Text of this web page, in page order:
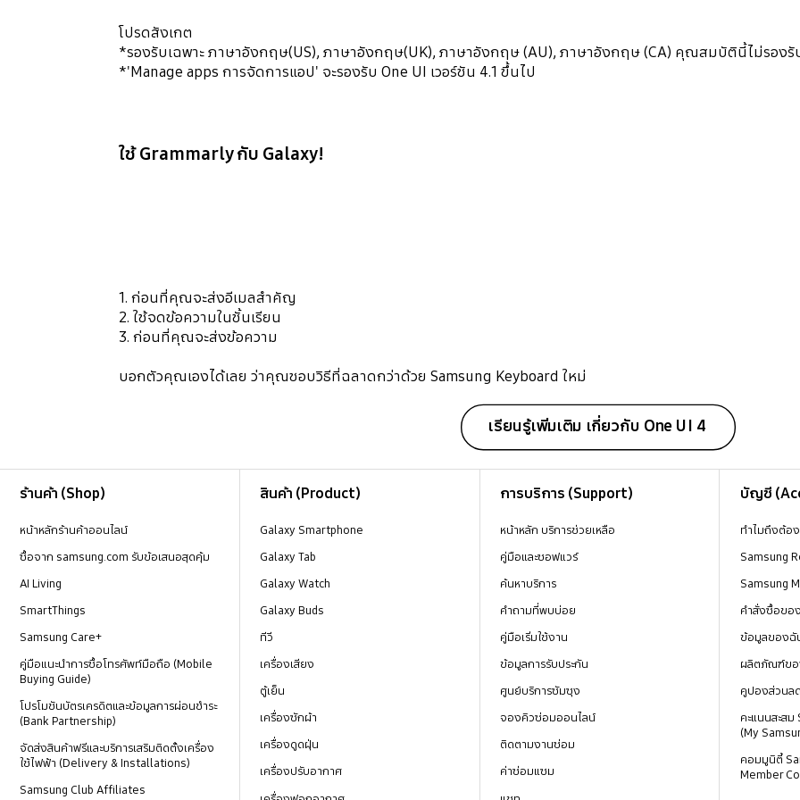
โปรดสังเกต
*รองรับเฉพาะ ภาษาอังกฤษ(US), ภาษาอังกฤษ(UK), ภาษาอังกฤษ (AU), ภาษาอังกฤษ (CA) คุณสมบัตินี้ไม่รองรั
*'Manage apps การจัดการแอป' จะรองรับ One UI เวอร์ชัน 4.1 ขึ้นไป
ใช้ Grammarly กับ Galaxy!
1. ก่อนที่คุณจะส่งอีเมลสำคัญ
2. ใช้จดข้อความในชั้นเรียน
3. ก่อนที่คุณจะส่งข้อความ
บอกตัวคุณเองได้เลย ว่าคุณชอบวิธีที่ฉลาดกว่าด้วย Samsung Keyboard ใหม่
เรียนรู้เพิ่มเติม เกี่ยวกับ One UI 4
ร้านค้า (Shop)
หน้าหลักร้านค้าออนไลน์
ซื้อจาก samsung.com รับข้อเสนอสุดคุ้ม
AI Living
SmartThings
Samsung Care+
คู่มือแนะนำการซื้อโทรศัพท์มือถือ (Mobile
Buying Guide)
โปรโมชันบัตรเครดิตและข้อมูลการผ่อนชำระ
(Bank Partnership)
จัดส่งสินค้าฟรีและบริการเสริมติดตั้งเครื่อง
ใช้ไฟฟ้า (Delivery & Installations)
Samsung Club Affiliates
สินค้า (Product)
Galaxy Smartphone
Galaxy Tab
Galaxy Watch
Galaxy Buds
ทีวี
เครื่องเสียง
ตู้เย็น
เครื่องซักผ้า
เครื่องดูดฝุ่น
เครื่องปรับอากาศ
การบริการ (Support)
หน้าหลัก บริการช่วยเหลือ
คู่มือและซอฟแวร์
ค้นหาบริการ
คำถามที่พบบ่อย
คู่มือเริ่มใช้งาน
ข้อมูลการรับประกัน
ศูนย์บริการซัมซุง
จองคิวซ่อมออนไลน์
ติดตามงานซ่อม
ค่าซ่อมแซม
บัญชี
ทำไมถึงต้อ
Samsung
Samsung
คำสั่งซื้อขอ
ข้อมูลของฉั
ผลิตภัณฑ์ขอ
คูปองส่วนล
คะแนนสะส
(My
คอมมูนิตี้
Member